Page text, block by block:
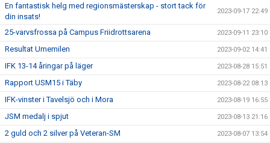
En fantastisk helg med regionsmästerskap - stort tack för
din insats!
2023-09-17 22:49
25-varvsfrossa på Campus Friidrottsarena 2023-09-11 23:10
Resultat Umemilen 2023-09-02 14:41
IFK 13-14 åringar på läger 2023-08-28 15:51
Rapport USM15 i Täby 2023-08-22 08:13
IFK-vinster i Tavelsjö och i Mora 2023-08-19 16:55
JSM medalj i spjut 2023-08-13 21:16
2 guld och 2 silver på Veteran-SM 2023-08-07 13:54